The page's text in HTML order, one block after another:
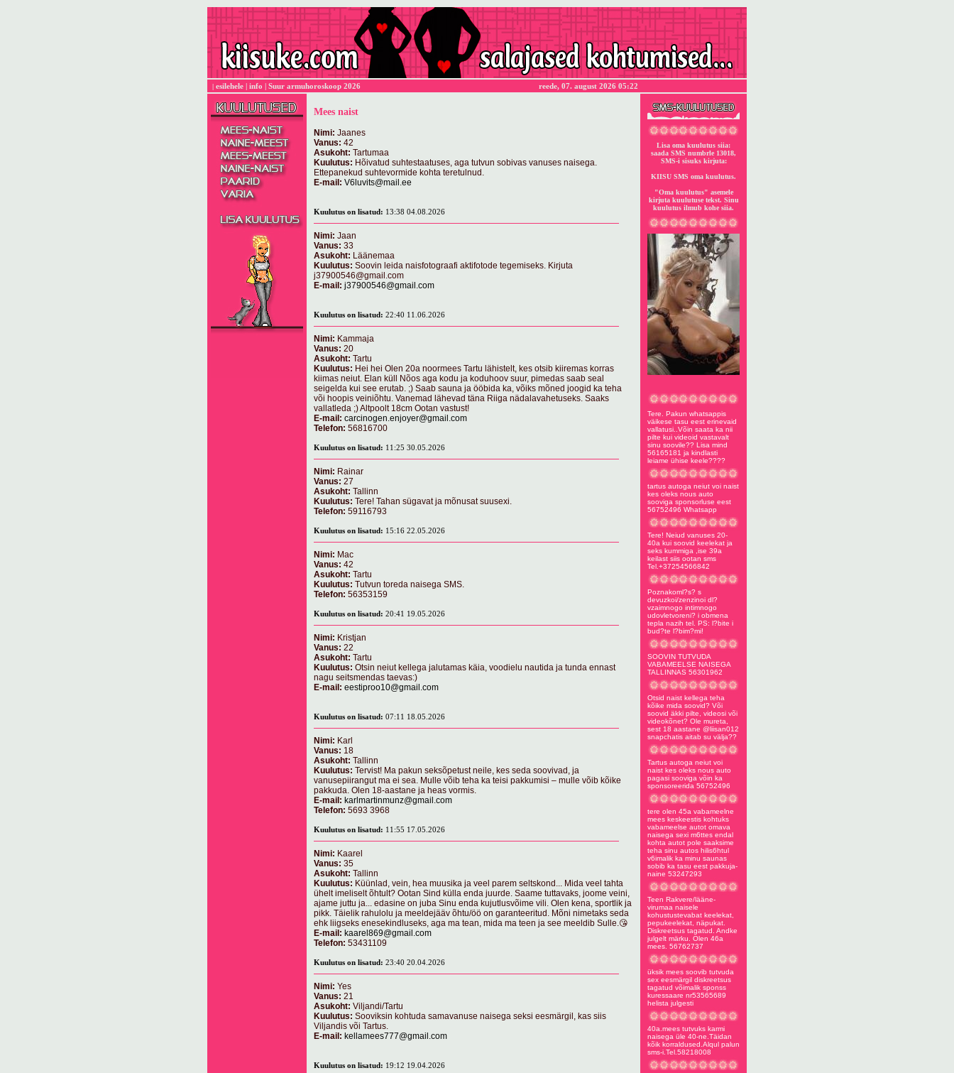
| esilehele | info | Suur armuhoroskoop 2026 reede, 07. august 2026 05:22
Mees naist
Nimi: Jaanes
Vanus: 42
Asukoht: Tartumaa
Kuulutus: Hõivatud suhtestaatuses, aga tutvun sobivas vanuses naisega.
Ettepanekud suhtevormide kohta teretulnud.
E-mail: V6luvits@mail.ee
Kuulutus on lisatud: 13:38 04.08.2026
Nimi: Jaan
Vanus: 33
Asukoht: Läänemaa
Kuulutus: Soovin leida naisfotograafi aktifotode tegemiseks. Kirjuta
j37900546@gmail.com
E-mail: j37900546@gmail.com
Kuulutus on lisatud: 22:40 11.06.2026
Nimi: Kammaja
Vanus: 20
Asukoht: Tartu
Kuulutus: Hei hei Olen 20a noormees Tartu lähistelt, kes otsib kiiremas korras
kiimas neiut. Elan küll Nõos aga kodu ja koduhoov suur, pimedas saab seal
seigelda kui see erutab. ;) Saab sauna ja ööbida ka, võiks mõned joogid ka teha
või hoopis veiniõhtu. Vanemad lähevad täna Riiga nädalavahetuseks. Saaks
vallatleda ;) Altpoolt 18cm Ootan vastust!
E-mail: carcinogen.enjoyer@gmail.com
Telefon: 56816700
Kuulutus on lisatud: 11:25 30.05.2026
Nimi: Rainar
Vanus: 27
Asukoht: Tallinn
Kuulutus: Tere! Tahan sügavat ja mõnusat suusexi.
Telefon: 59116793
Kuulutus on lisatud: 15:16 22.05.2026
Nimi: Mac
Vanus: 42
Asukoht: Tartu
Kuulutus: Tutvun toreda naisega SMS.
Telefon: 56353159
Kuulutus on lisatud: 20:41 19.05.2026
Nimi: Kristjan
Vanus: 22
Asukoht: Tartu
Kuulutus: Otsin neiut kellega jalutamas käia, voodielu nautida ja tunda ennast
nagu seitsmendas taevas:)
E-mail: eestiproo10@gmail.com
Kuulutus on lisatud: 07:11 18.05.2026
Nimi: Karl
Vanus: 18
Asukoht: Tallinn
Kuulutus: Tervist! Ma pakun seksõpetust neile, kes seda soovivad, ja
vanusepiirangut ma ei sea. Mulle võib teha ka teisi pakkumisi – mulle võib kõike
pakkuda. Olen 18-aastane ja heas vormis.
E-mail: karlmartinmunz@gmail.com
Telefon: 5693 3968
Kuulutus on lisatud: 11:55 17.05.2026
Nimi: Kaarel
Vanus: 35
Asukoht: Tallinn
Kuulutus: Küünlad, vein, hea muusika ja veel parem seltskond... Mida veel tahta
ühelt imeliselt õhtult? Ootan Sind külla enda juurde. Saame tuttavaks, joome veini,
ajame juttu ja... edasine on juba Sinu enda kujutlusvõime vili. Olen kena, sportlik ja
pikk. Täielik rahulolu ja meeldejääv õhtu/öö on garanteeritud. Mõni nimetaks seda
ehk liigseks enesekindluseks, aga ma tean, mida ma teen ja see meeldib Sulle.😘
E-mail: kaarel869@gmail.com
Telefon: 53431109
Kuulutus on lisatud: 23:40 20.04.2026
Nimi: Yes
Vanus: 21
Asukoht: Viljandi/Tartu
Kuulutus: Sooviksin kohtuda samavanuse naisega seksi eesmärgil, kas siis
Viljandis või Tartus.
E-mail: kellamees777@gmail.com
Kuulutus on lisatud: 19:12 19.04.2026
Lisa oma kuulutus siia:
saada SMS numbrle 13018,
SMS-i sisuks kirjuta:
KIISU SMS oma kuulutus.
"Oma kuulutus" asemele
kirjuta kuulutuse tekst. Sinu
kuulutus ilmub kohe siia.
Tere. Pakun whatsappis
väikese tasu eest erinevaid
vallatusi..Võin saata ka nii
pilte kui videoid vastavalt
sinu soovile?? Lisa mind
56165181 ja kindlasti
leiame ühise keele????
tartus autoga neiut voi naist
kes oleks nous auto
sooviga sponsorluse eest
56752496 Whatsapp
Tere! Neiud vanuses 20-
40a kui soovid keelekat ja
seks kummiga ,ise 39a
keilast siis ootan sms
Tel.+37254566842
Poznakoml?s? s
devuzkoi/zenzinoi dl?
vzaimnogo intimnogo
udovletvoreni? i obmena
tepla nazih tel. PS: l?bite i
bud?te l?bim?mi!
SOOVIN TUTVUDA
VABAMEELSE NAISEGA
TALLINNAS 56301962
Otsid naist kellega teha
kõike mida soovid? Või
soovid äkki pilte, videosi või
videokõnet? Ole mureta,
sest 18 aastane @liisan012
snapchatis aitab su välja??
Tartus autoga neiut voi
naist kes oleks nous auto
pagasi sooviga võin ka
sponsoreerida 56752496
tere olen 45a vabameelne
mees keskeestis kohtuks
vabameelse autot omava
naisega sexi m6ttes endal
kohta autot pole saaksime
teha sinu autos hilis6htul
v6imalik ka minu saunas
sobib ka tasu eest pakkuja-
naine 53247293
Teen Rakvere/lääne-
virumaa naisele
kohustustevabat keelekat,
pepukeelekat, näpukat.
Diskreetsus tagatud. Andke
julgelt märku. Olen 46a
mees. 56762737
üksik mees soovib tutvuda
sex eesmärgil diskreetsus
tagatud võimalik sponss
kuressaare nr53565689
helista julgesti
40a.mees tutvuks karmi
naisega üle 40-ne.Täidan
kõik korraldused.Alqul palun
sms-i.Tel.58218008